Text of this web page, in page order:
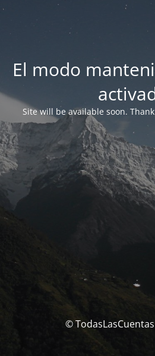
El modo
Site will be available soon.
©